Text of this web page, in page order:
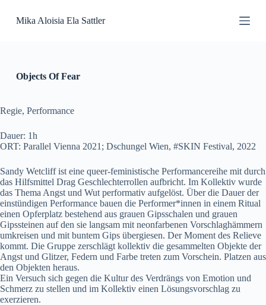
k
t
e
t
Mika Aloisia Ela Sattler
Objects Of Fear
Regie, Performance
Dauer: 1h
ORT: Parallel Vienna 2021; Dschungel Wien, #SKIN Festival, 2022
Sandy Wetcliff ist eine queer-feministische Performancereihe mit durch
das Hilfsmittel Drag Geschlechterrollen aufbricht. Im Kollektiv wurde
das Thema Angst und Wut performativ aufgelöst. Über die Dauer der
einstündigen Performance bauen die Performer*innen in einem Ritual
einen Opferplatz bestehend aus grauen Gipsschalen und grauen
Gipssteinen auf den sie langsam mit neonfarbenen Vorschlaghämmern
umkreisen und mit buntem Gips übergiesen. Der Moment des Relieve
kommt. Die Gruppe zerschlägt kollektiv die gesammelten Objekte der
Angst und Glitzer, Federn und Farbe treten zum Vorschein. Platzen aus
den Objekten heraus.
Ein Versuch sich gegen die Kultur des Verdrängs von Emotion und
Schmerz zu stellen und im Kollektiv einen Lösungsvorschlag zu
exerzieren.